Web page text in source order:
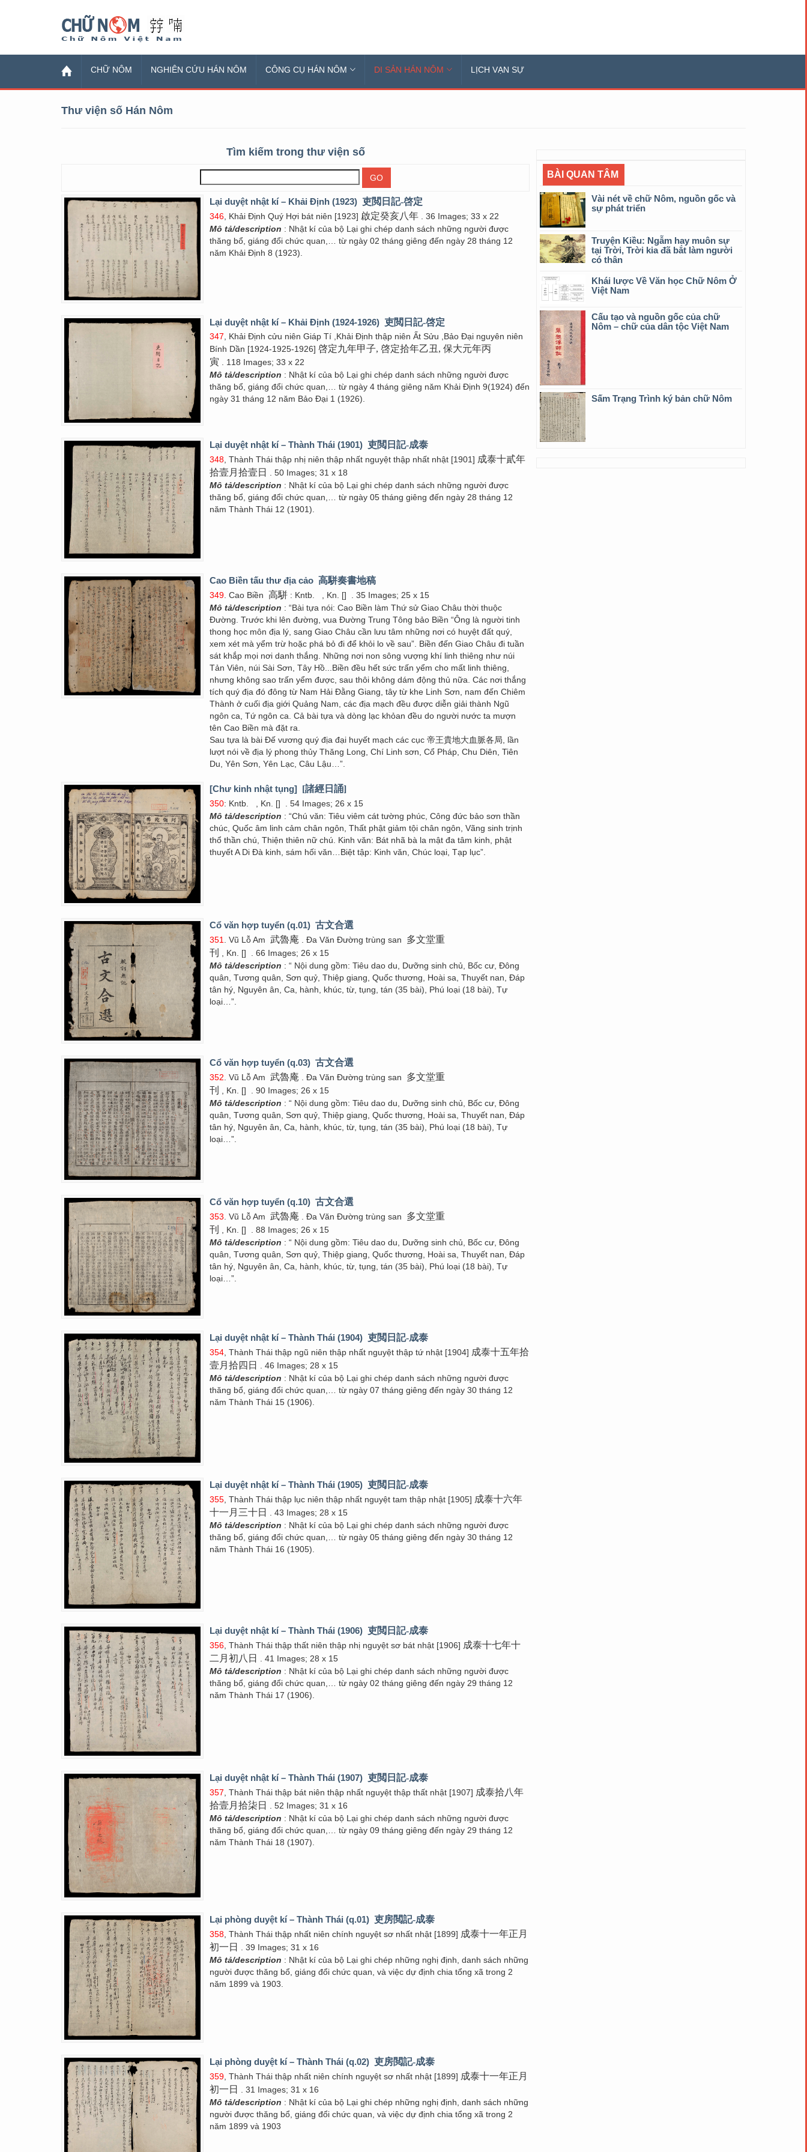
CHỮ NÔM NGHIÊN CỨU HÁN NÔM CÔNG CỤ HÁN NÔM DI SẢN HÁN NÔM LỊCH VẠN SỰ
Thư viện số Hán Nôm
Tìm kiếm trong thư viện số
Lại duyệt nhật kí – Khải Định (1923) 吏閲日記-啓定
346 , Khải Định Quý Hợi bát niên [1923] 啟定癸亥八年 . 36 Images; 33 x 22
Mô tả/description : Nhật kí của bộ Lại ghi chép danh sách những người được
thăng bổ, giáng đổi chức quan,… từ ngày 02 tháng giêng đến ngày 28 tháng 12
năm Khải Định 8 (1923).
Lại duyệt nhật kí – Khải Định (1924-1926) 吏閲日記-啓定
347 , Khải Định cửu niên Giáp Tí ,Khải Định thập niên Ất Sửu ,Bảo Đại nguyên niên
Bính Dần [1924-1925-1926] 啓定九年甲子, 啓定拾年乙丑, 保大元年丙
寅 . 118 Images; 33 x 22
Mô tả/description : Nhật kí của bộ Lại ghi chép danh sách những người được
thăng bổ, giáng đổi chức quan,… từ ngày 4 tháng giêng năm Khải Định 9(1924) đến
ngày 31 tháng 12 năm Bảo Đại 1 (1926).
Lại duyệt nhật kí – Thành Thái (1901) 吏閲日記-成泰
348 , Thành Thái thập nhị niên thập nhất nguyệt thập nhất nhật [1901] 成泰十貳年
拾壹月拾壹日
. 50 Images; 31 x 18
Mô tả/description : Nhật kí của bộ Lại ghi chép danh sách những người được
thăng bổ, giáng đổi chức quan,… từ ngày 05 tháng giêng đến ngày 28 tháng 12
năm Thành Thái 12 (1901).
Cao Biền tấu thư địa cảo 高駢奏書地稿
349. Cao Biền 高駢 : Kntb. , Kn. []
. 35 Images; 25 x 15
Mô tả/description : “Bài tựa nói: Cao Biền làm Thứ sử Giao Châu thời thuộc
Đường. Trước khi lên đường, vua Đường Trung Tông bảo Biền “Ông là người tinh
thong học môn địa lý, sang Giao Châu cần lưu tâm những nơi có huyệt đất quý,
xem xét mà yểm trừ hoặc phá bỏ đi để khỏi lo về sau”. Biền đến Giao Châu đi tuần
sát khắp mọi nơi danh thắng. Những nơi non sông vượng khí linh thiêng như núi
Tản Viên, núi Sài Sơn, Tây Hồ...Biền đều hết sức trấn yểm cho mất linh thiêng,
nhưng không sao trấn yểm được, sau thôi không dám động thủ nữa. Các nơi thắng
tích quý địa đó đông từ Nam Hải Đằng Giang, tây từ khe Linh Sơn, nam đến Chiêm
Thành ở cuối địa giới Quảng Nam, các địa mạch đều được diễn giải thành Ngũ
ngôn ca, Tứ ngôn ca. Cả bài tựa và dòng lạc khỏan đều do người nước ta mượn
tên Cao Biền mà đặt ra.
Sau tựa là bài Đế vương quý địa đại huyết mạch các cục 帝王貴地大血脈各局, lần
lượt nói về địa lý phong thủy Thăng Long, Chí Linh sơn, Cổ Pháp, Chu Diên, Tiên
Du, Yên Sơn, Yên Lạc, Câu Lậu…”.
[Chư kinh nhật tụng] [諸經日誦]
350: Kntb. , Kn. []
. 54 Images; 26 x 15
Mô tả/description : “Chú văn: Tiêu viêm cát tường phúc, Công đức bảo sơn thần
chúc, Quốc âm linh cảm chân ngôn, Thất phật giảm tội chân ngôn, Vãng sinh trịnh
thổ thần chú, Thiện thiên nữ chú. Kinh văn: Bát nhã bà la mật đa tâm kinh, phật
thuyết A Di Đà kinh, sám hối văn…Biệt tập: Kinh văn, Chúc loại, Tạp lục”.
Cổ văn hợp tuyển (q.01) 古文合選
351 . Vũ Lỗ Am 武魯庵 . Đa Văn Đường trùng san
多文堂重
刊
, Kn. []
. 66 Images; 26 x 15
Mô tả/description : “ Nội dung gồm: Tiêu dao du, Dưỡng sinh chủ, Bốc cư, Đông
quân, Tương quân, Sơn quỷ, Thiệp giang, Quốc thương, Hoài sa, Thuyết nan, Đáp
tân hý, Nguyên ân, Ca, hành, khúc, từ, tụng, tán (35 bài), Phú loại (18 bài), Tự
loại…”.
Cổ văn hợp tuyển (q.03) 古文合選
352 . Vũ Lỗ Am 武魯庵 . Đa Văn Đường trùng san
多文堂重
刊
, Kn. []
. 90 Images; 26 x 15
Mô tả/description : “ Nội dung gồm: Tiêu dao du, Dưỡng sinh chủ, Bốc cư, Đông
quân, Tương quân, Sơn quỷ, Thiệp giang, Quốc thương, Hoài sa, Thuyết nan, Đáp
tân hý, Nguyên ân, Ca, hành, khúc, từ, tụng, tán (35 bài), Phú loại (18 bài), Tự
loại…”.
Cổ văn hợp tuyển (q.10) 古文合選
353 . Vũ Lỗ Am 武魯庵 . Đa Văn Đường trùng san
多文堂重
刊
, Kn. []
. 88 Images; 26 x 15
Mô tả/description : “ Nội dung gồm: Tiêu dao du, Dưỡng sinh chủ, Bốc cư, Đông
quân, Tương quân, Sơn quỷ, Thiệp giang, Quốc thương, Hoài sa, Thuyết nan, Đáp
tân hý, Nguyên ân, Ca, hành, khúc, từ, tụng, tán (35 bài), Phú loại (18 bài), Tự
loại…”.
Lại duyệt nhật kí – Thành Thái (1904) 吏閲日記-成泰
354, Thành Thái thập ngũ niên thập nhất nguyệt thập tứ nhật [1904] 成泰十五年拾
壹月拾四日 . 46 Images; 28 x 15
Mô tả/description : Nhật kí của bộ Lại ghi chép danh sách những người được
thăng bổ, giáng đổi chức quan,… từ ngày 07 tháng giêng đến ngày 30 tháng 12
năm Thành Thái 15 (1906).
Lại duyệt nhật kí – Thành Thái (1905) 吏閲日記-成泰
355 , Thành Thái thập lục niên thập nhất nguyệt tam thập nhật [1905] 成泰十六年
十一月三十日
. 43 Images; 28 x 15
Mô tả/description : Nhật kí của bộ Lại ghi chép danh sách những người được
thăng bổ, giáng đổi chức quan,… từ ngày 05 tháng giêng đến ngày 30 tháng 12
năm Thành Thái 16 (1905).
Lại duyệt nhật kí – Thành Thái (1906) 吏閲日記-成泰
356 , Thành Thái thập thất niên thập nhị nguyệt sơ bát nhật [1906] 成泰十七年十
二月初八日
. 41 Images; 28 x 15
Mô tả/description : Nhật kí của bộ Lại ghi chép danh sách những người được
thăng bổ, giáng đổi chức quan,… từ ngày 02 tháng giêng đến ngày 29 tháng 12
năm Thành Thái 17 (1906).
Lại duyệt nhật kí – Thành Thái (1907) 吏閲日記-成泰
357, Thành Thái thập bát niên thập nhất nguyệt thập thất nhật [1907] 成泰拾八年
拾壹月拾柒日 . 52 Images; 31 x 16
Mô tả/description : Nhật kí của bộ Lại ghi chép danh sách những người được
thăng bổ, giáng đổi chức quan,… từ ngày 09 tháng giêng đến ngày 29 tháng 12
năm Thành Thái 18 (1907).
Lại phòng duyệt kí – Thành Thái (q.01) 吏房閲記-成泰
358, Thành Thái thập nhất niên chính nguyệt sơ nhất nhật [1899] 成泰十一年正月
初一日 . 39 Images; 31 x 16
Mô tả/description : Nhật kí của bộ Lại ghi chép những nghị định, danh sách những
người được thăng bổ, giáng đổi chức quan, và việc dự định chia tổng xã trong 2
năm 1899 và 1903.
Lại phòng duyệt kí – Thành Thái (q.02) 吏房閲記-成泰
359 , Thành Thái thập nhất niên chính nguyệt sơ nhất nhật [1899] 成泰十一年正月
初一日
. 31 Images; 31 x 16
Mô tả/description : Nhật kí của bộ Lại ghi chép những nghị định, danh sách những
người được thăng bổ, giáng đổi chức quan, và việc dự định chia tổng xã trong 2
năm 1899 và 1903
BÀI QUAN TÂM
Vài nét về chữ Nôm, nguồn gốc và
sự phát triển
Truyện Kiều: Ngẫm hay muôn sự
tại Trời, Trời kia đã bắt làm người
có thân
Khái lược Về Văn học Chữ Nôm Ở
Việt Nam
Cấu tạo và nguồn gốc của chữ
Nôm – chữ của dân tộc Việt Nam
Sấm Trạng Trình ký bản chữ Nôm